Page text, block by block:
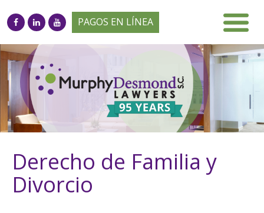
PAGOS EN LÍNEA
Derecho de Familia y
Divorcio